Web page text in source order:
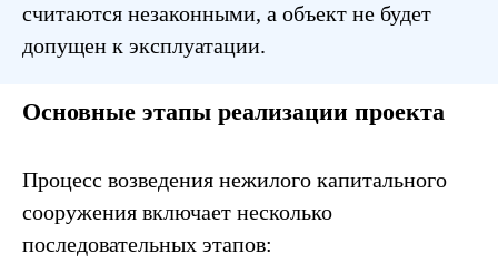
считаются незаконными, а объект не будет
допущен к эксплуатации.
Основные этапы реализации проекта
Процесс возведения нежилого капитального
сооружения включает несколько
последовательных этапов: